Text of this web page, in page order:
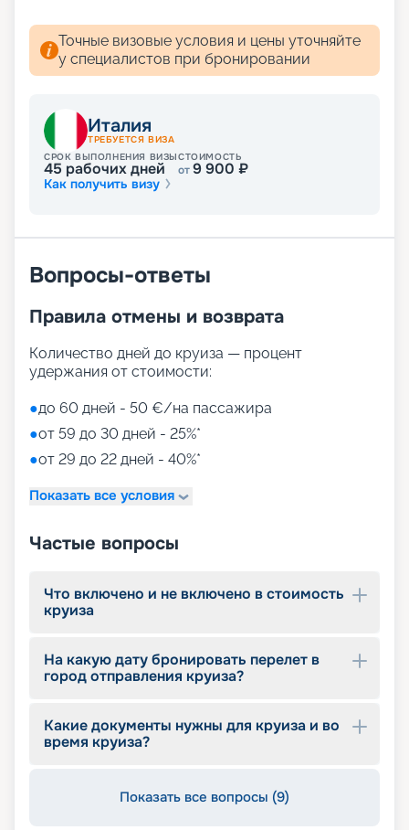
Точные визовые условия и цены уточняйте
у специалистов при бронировании
Италия
ТРЕБУЕТСЯ ВИЗА
СРОК ВЫПОЛНЕНИЯ ВИЗЫ
45 рабочих дней
СТОИМОСТЬ
от9 900 ₽
Как получить визу
Вопросы-ответы
Правила отмены и возврата
Количество дней до круиза — процент
удержания от стоимости:
●до 60 дней - 50 €/на пассажира
●от 59 до 30 дней - 25%*
●от 29 до 22 дней - 40%*
Показать все условия
Частые вопросы
Что включено и не включено в стоимость
круиза
На какую дату бронировать перелет в
город отправления круиза?
Какие документы нужны для круиза и во
время круиза?
Показать все вопросы (9)